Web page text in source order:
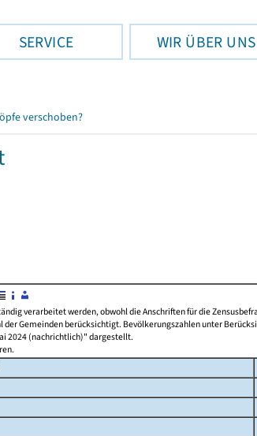
SERVICE WIR ÜBER UNS
verschoben?
verarbeitet werden, obwohl die Anschriften für die
Gemeinden berücksichtigt. Bevölkerungszahlen unter
2024 (nachrichtlich)" dargestellt.